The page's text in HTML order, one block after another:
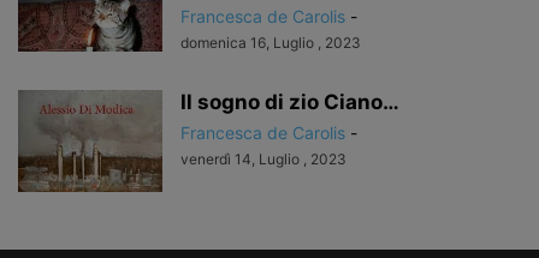
Francesca de Carolis -
domenica 16, Luglio , 2023
Il sogno di zio Ciano…
Francesca de Carolis -
venerdì 14, Luglio , 2023